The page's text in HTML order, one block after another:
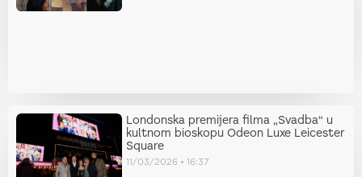
Londonska premijera filma „Svadba“ u
kultnom bioskopu Odeon Luxe Leicester
Square
11/03/2026 16:37